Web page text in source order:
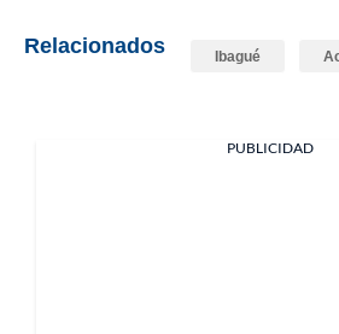
Relacionados Ibagué
PUBLICIDAD